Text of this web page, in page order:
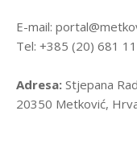
E-mail:
Tel: +385 (20) 681
Adresa: Stjepana
20350 Metković,